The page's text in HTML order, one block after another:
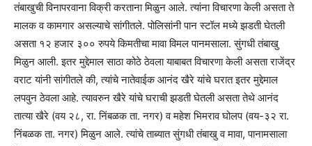
तंबाखुची विनापरवाना विक्री करताना मिळुन आले. त्यांना विचारणा केली असता ते
मालक व कामगार असल्याचे सांगीतले. पोलिसांनी पान स्टॉल मध्ये झडती घेतली
असता १२ हजार ३०० रुपये किमतीचा मावा विमल पानमसाला. सुंगधी तंबाखु
मिळुन आली. इतर मुद्देमाल साठा कोठे ठेवला याबाबत विचारणा केली असता राजेंद्र
वराट यांनी सांगीतले की, त्यांचे नातेवाईक आनंद खैरे यांचे घरात इतर मुद्देमाल
लपवुन ठेवला आहे. त्यावरुन खैरे यांचे घराची झडती घेतली असता तेथे आनंद
तात्या खैरे (वय २८, रा. निंबळक ता. नगर) व महेश भिमराव घोलप (वय-३२ रा.
निंबळक ता. नगर) मिळुन आले. त्यांचे ताब्यात सुंगधी तंबाखु व मावा, पानामसाला